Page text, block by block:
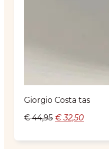
Giorgio Costa tas
€44,95 €32,50